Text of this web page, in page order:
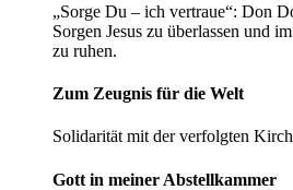
„Sorge Du – ich vertraue“: Don
Sorgen Jesus zu überlassen und
zu ruhen.
Zum Zeugnis für die Welt
Solidarität mit der verfolgten
Gott in meiner Abstellkammer